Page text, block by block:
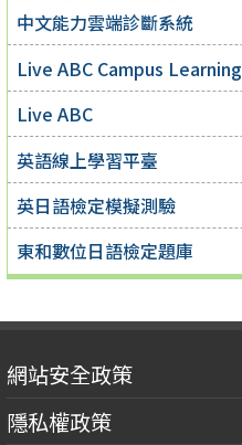
中文能力雲端診斷系統
Live ABC Campus Learning
Live ABC
英語線上學習平臺
英日語檢定模擬測驗
東和數位日語檢定題庫
網站安全政策
隱私權政策